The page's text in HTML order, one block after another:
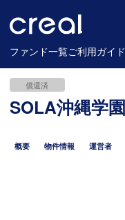
ファンド一覧ご利用ガイド
償還済
SOLA沖縄学園
概要 物件情報 運営者